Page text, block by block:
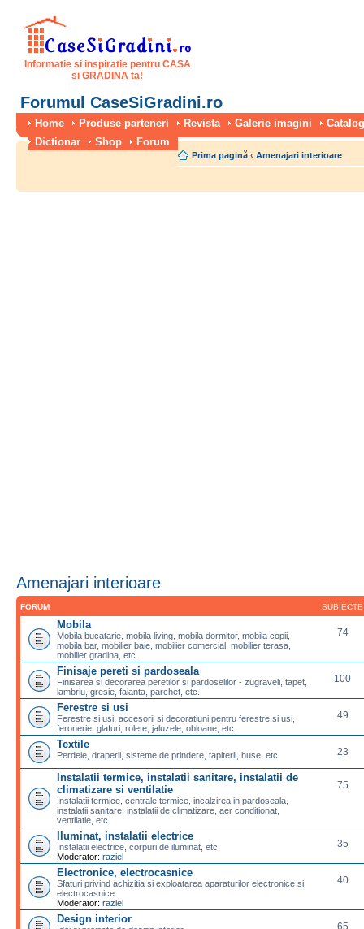
Informatie si inspiratie pentru CASA
si GRADINA ta!
Forumul CaseSiGradini.ro
Home Produse parteneri Revista Galerie imagini
Dictionar
Shop Forum
Prima pagină ‹ Amenajari interioare
Amenajari interioare
FORUM SUBIECTE
Mobila
Mobila bucatarie, mobila living, mobila dormitor, mobila copii,
mobila bar, mobilier baie, mobilier comercial, mobilier terasa,
mobilier gradina, etc.
74
Finisaje pereti si pardoseala
Finisarea si decorarea peretilor si pardoselilor - zugraveli, tapet,
lambriu, gresie, faianta, parchet, etc.
100
Ferestre si usi
Ferestre si usi, accesorii si decoratiuni pentru ferestre si usi,
feronerie, glafuri, rolete, jaluzele, obloane, etc.
49
Textile
Perdele, draperii, sisteme de prindere, tapiterii, huse, etc. 23
Instalatii termice, instalatii sanitare, instalatii de
climatizare si ventilatie
Instalatii termice, centrale termice, incalzirea in pardoseala,
instalatii sanitare, instalatii de climatizare, aer conditionat,
ventilatie, etc.
75
Iluminat, instalatii electrice
Instalatii electrice, corpuri de iluminat, etc.
Moderator: raziel
35
Electronice, electrocasnice
Sfaturi privind achizitia si exploatarea aparaturilor electronice si
electrocasnice.
Moderator: raziel
40
Design interior
65